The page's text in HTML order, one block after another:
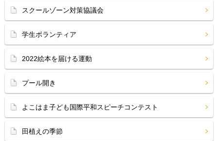
スクールゾーン対策協議会
学生ボランティア
2022絵本を届ける運動
プール開き
よこはま子ども国際平和スピーチコンテスト
田植えの季節